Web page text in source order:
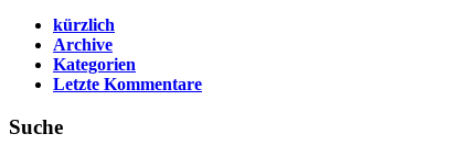
kürzlich
Archive
Kategorien
Letzte Kommentare
Suche